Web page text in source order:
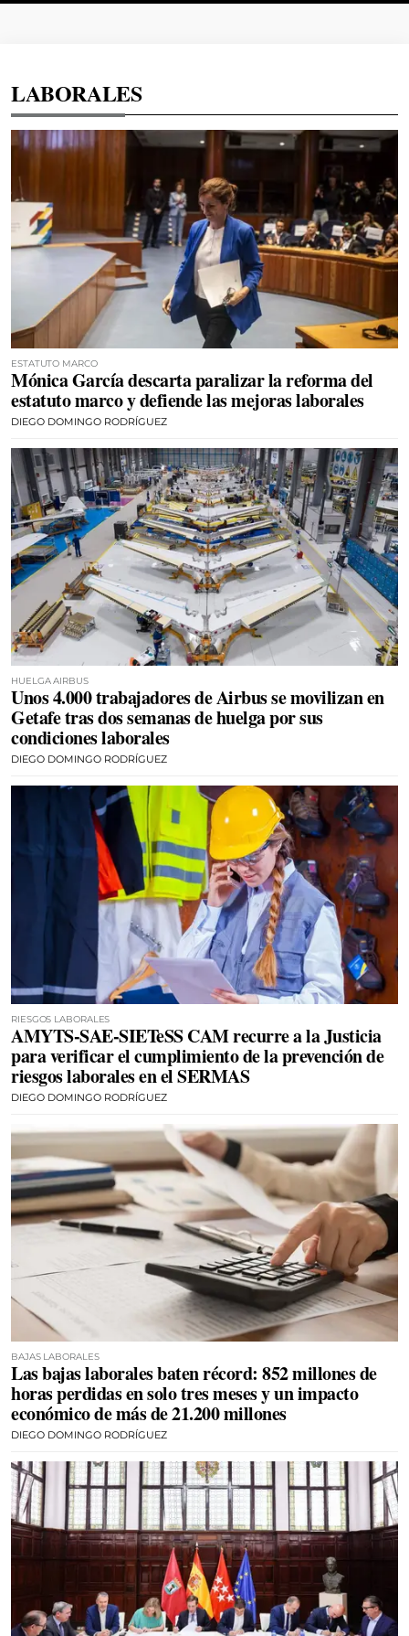
LABORALES
ESTATUTO MARCO
Mónica García descarta paralizar la reforma del
estatuto marco y defiende las mejoras laborales
DIEGO DOMINGO RODRÍGUEZ
HUELGA AIRBUS
Unos 4.000 trabajadores de Airbus se movilizan en
Getafe tras dos semanas de huelga por sus
condiciones laborales
DIEGO DOMINGO RODRÍGUEZ
RIESGOS LABORALES
AMYTS-SAE-SIETeSS CAM recurre a la Justicia
para verificar el cumplimiento de la prevención de
riesgos laborales en el SERMAS
DIEGO DOMINGO RODRÍGUEZ
BAJAS LABORALES
Las bajas laborales baten récord: 852 millones de
horas perdidas en solo tres meses y un impacto
económico de más de 21.200 millones
DIEGO DOMINGO RODRÍGUEZ